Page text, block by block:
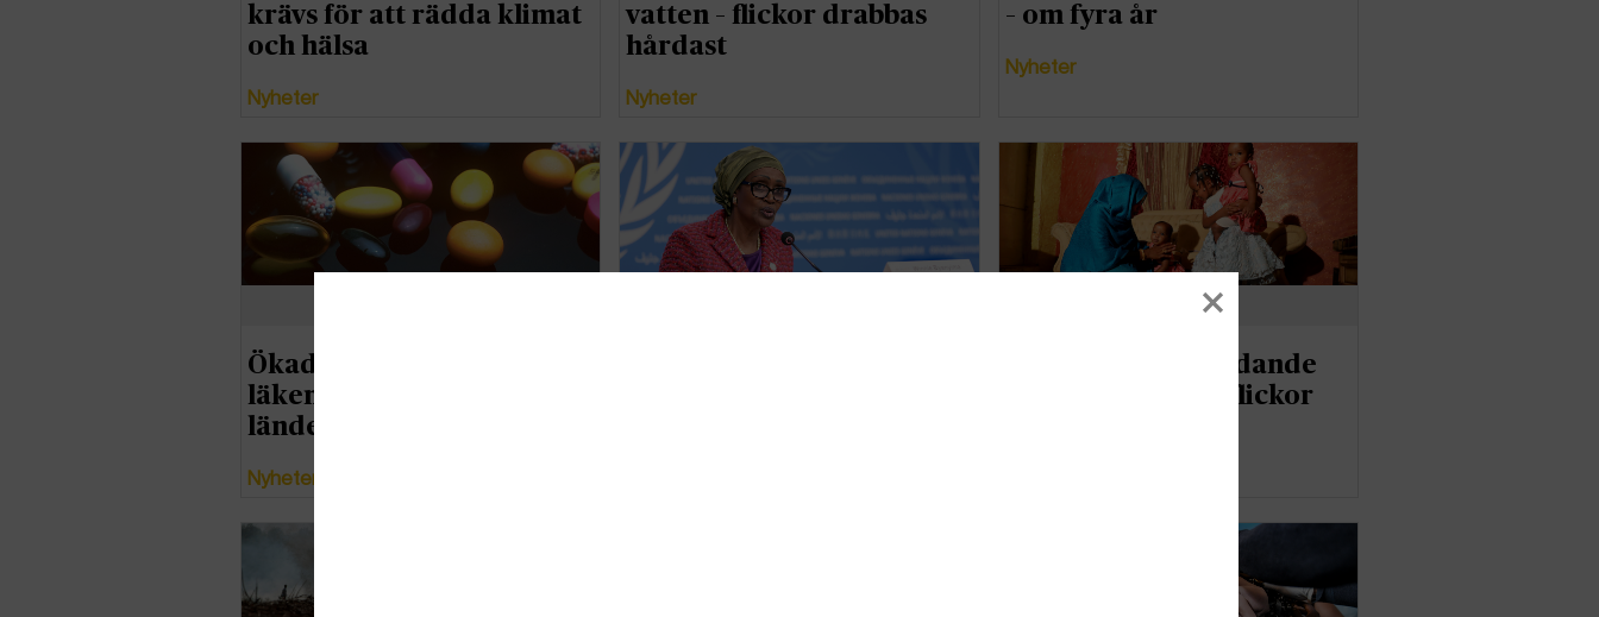
krävs för att rädda klimat
och hälsa
Nyheter
vatten – flickor drabbas
hårdast
Nyheter
– om fyra år
Nyheter
Ökade utsläpp från
läkemedelsindustrin – två
länder sticker ut
Nyheter
Könsstympning ledande
dödsorsak bland flickor